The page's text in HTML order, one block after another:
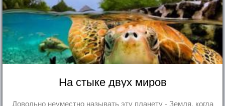
На стыке двух миров
Довольно неуместно называть эту планету - Земля, когда